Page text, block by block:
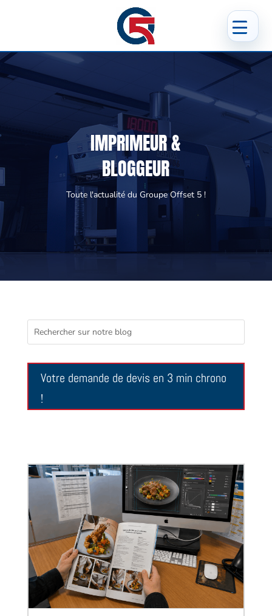
IMPRIMEUR &
BLOGGEUR
Toute l'actualité du Groupe Offset 5 !
Votre demande de devis en 3 min chrono
!